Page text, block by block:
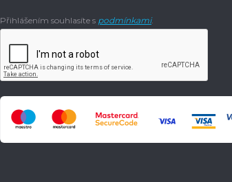
Přihlášením souhlasíte s podmínkami.